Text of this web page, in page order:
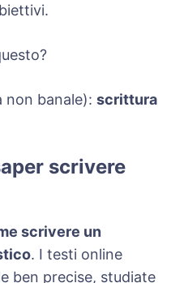
non banale): scrittura
scrivere
scrivere un
. I testi online
ben precise, studiate